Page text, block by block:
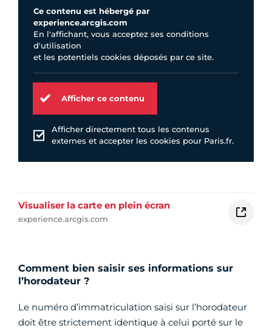
Ce contenu est hébergé par
experience.arcgis.com
En l'affichant, vous acceptez ses conditions
d'utilisation
et les potentiels cookies déposés par ce site.
Afficher ce contenu
Afficher directement tous les contenus
externes et accepter les cookies pour Paris.fr.
Visualiser la carte en plein écran
experience.arcgis.com
Comment bien saisir ses informations sur
l’horodateur ?
Le numéro d’immatriculation saisi sur l’horodateur
doit être strictement identique à celui porté sur le